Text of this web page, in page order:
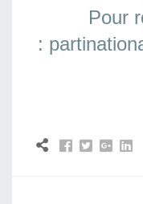
Pour
: